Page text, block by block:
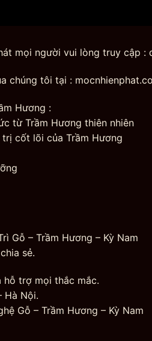
mọi người vui lòng truy cập :
chúng tôi tại :
Hương :
từ Trầm Hương thiên nhiên
cốt lõi của Trầm Hương
Gỗ – Trầm Hương – Kỳ Nam
sẻ.
hỗ trợ mọi thắc mắc.
Hà Nội.
Gỗ – Trầm Hương – Kỳ Nam